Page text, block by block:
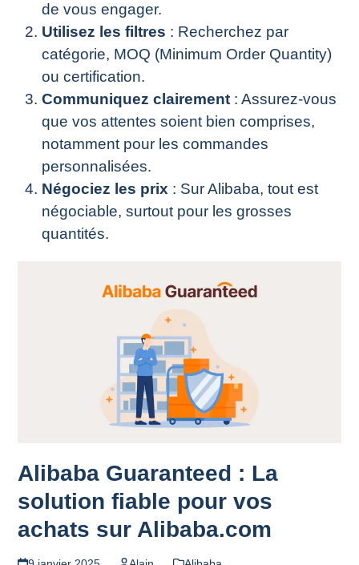
de vous engager.
Utilisez les filtres : Recherchez par
catégorie, MOQ (Minimum Order Quantity)
ou certification.
Communiquez clairement : Assurez-vous
que vos attentes soient bien comprises,
notamment pour les commandes
personnalisées.
Négociez les prix : Sur Alibaba, tout est
négociable, surtout pour les grosses
quantités.
Alibaba Guaranteed : La
solution fiable pour vos
achats sur Alibaba.com